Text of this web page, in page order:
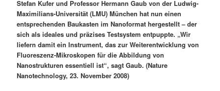
Stefan Kufer und Professor Hermann Gaub von der Ludwig-
Maximilians-Universität (LMU) München hat nun einen
entsprechenden Baukasten im Nanoformat hergestellt – der
sich als ideales und präzises Testsystem entpuppte. „Wir
liefern damit ein Instrument, das zur Weiterentwicklung von
Fluoreszenz-Mikroskopen für die Abbildung von
Nanostrukturen essentiell ist“, sagt Gaub. (Nature
Nanotechnology, 23. November 2008)